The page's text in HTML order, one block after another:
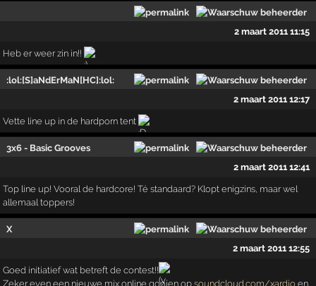
2 maart 2011 11:15
Heb er weer zin in!!
:lol:[S]aNdErMaN[HC]:lol:
2 maart 2011 12:17
Vette line up in de hardporn tent
3x6 - Basic Grooves
2 maart 2011 12:41
Top line up! Vooral de hardcore! Té standaard? Klopt enigzins, maar wel
allemaal toppers!
X
2 maart 2011 12:55
Goed initiatief wat betreft de contest!!
Zeker even een nieuwe mix online gooien op soundcloud.com/xardioen